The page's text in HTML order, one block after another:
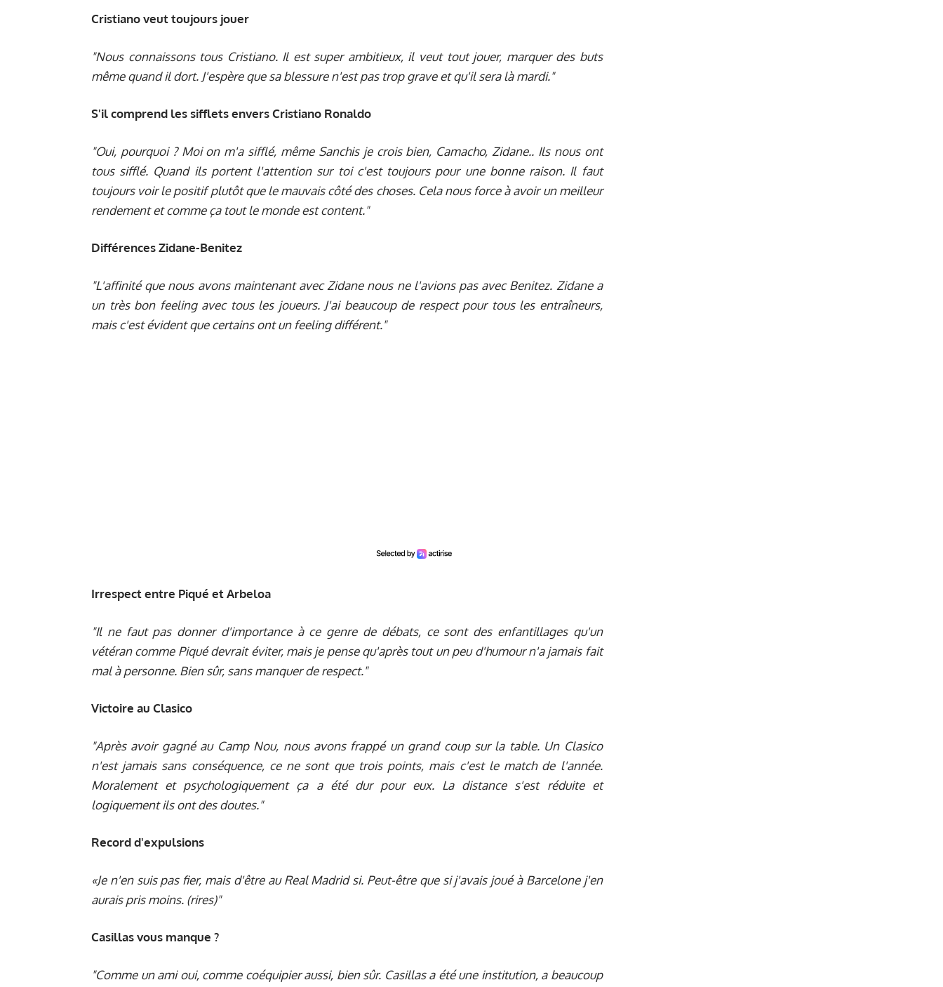
Cristiano veut toujours jouer
"Nous connaissons tous Cristiano. Il est super ambitieux, il veut tout jouer, marquer des buts
même quand il dort. J'espère que sa blessure n'est pas trop grave et qu'il sera là mardi."
S'il comprend les sifflets envers Cristiano Ronaldo
"Oui, pourquoi ? Moi on m'a sifflé, même Sanchis je crois bien, Camacho, Zidane.. Ils nous ont
tous sifflé. Quand ils portent l'attention sur toi c'est toujours pour une bonne raison. Il faut
toujours voir le positif plutôt que le mauvais côté des choses. Cela nous force à avoir un meilleur
rendement et comme ça tout le monde est content."
Différences Zidane-Benitez
"L'affinité que nous avons maintenant avec Zidane nous ne l'avions pas avec Benitez. Zidane a
un très bon feeling avec tous les joueurs. J'ai beaucoup de respect pour tous les entraîneurs,
mais c'est évident que certains ont un feeling différent."
Irrespect entre Piqué et Arbeloa
"Il ne faut pas donner d'importance à ce genre de débats, ce sont des enfantillages qu'un
vétéran comme Piqué devrait éviter, mais je pense qu'après tout un peu d'humour n'a jamais fait
mal à personne. Bien sûr, sans manquer de respect."
Victoire au Clasico
"Après avoir gagné au Camp Nou, nous avons frappé un grand coup sur la table. Un Clasico
n'est jamais sans conséquence, ce ne sont que trois points, mais c'est le match de l'année.
Moralement et psychologiquement ça a été dur pour eux. La distance s'est réduite et
logiquement ils ont des doutes."
Record d'expulsions
«Je n'en suis pas fier, mais d'être au Real Madrid si. Peut-être que si j'avais joué à Barcelone j'en
aurais pris moins. (rires)"
Casillas vous manque ?
"Comme un ami oui, comme coéquipier aussi, bien sûr. Casillas a été une institution, a beaucoup